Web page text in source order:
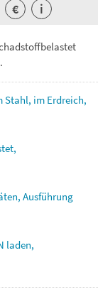
Stahl, im Erdreich,
Ausführung
laden,
€ i